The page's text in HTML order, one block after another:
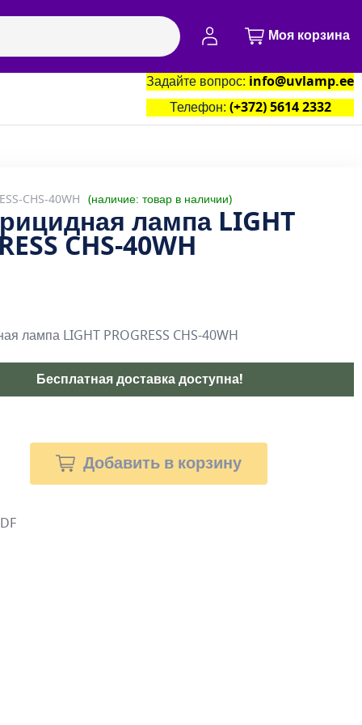
Моя учётная запись
Моя корзина
Задайте вопрос: info@uvlamp.ee
Телефон: (+372) 5614 2332
CHS-40WH наличие: товар в наличии
лампа LIGHT
CHS-40WH
лампа LIGHT PROGRESS CHS-40WH
Бесплатная доставка доступна!
Добавить в корзину